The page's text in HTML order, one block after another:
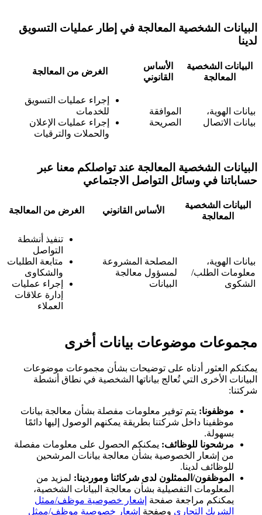
البيانات الشخصية المعالجة في إطار عمليات التسويق
لدينا
البيانات الشخصية
المعالجة
الأساس
القانوني
الغرض من المعالجة
بيانات الهوية،
بيانات الاتصال
الموافقة
الصريحة
إجراء عمليات التسويق
للخدمات
إجراء عمليات الإعلان
والحملات والترقيات
البيانات الشخصية المعالجة عند تواصلكم معنا عبر
حساباتنا في وسائل التواصل الاجتماعي
البيانات الشخصية
المعالجة
الأساس القانوني الغرض من المعالجة
بيانات الهوية،
معلومات الطلب/
الشكوى
المصلحة المشروعة
لمسؤول معالجة
البيانات
تنفيذ أنشطة
التواصل
متابعة الطلبات
والشكاوى
إجراء عمليات
إدارة علاقات
العملاء
مجموعات موضوعات بيانات أخرى
يمكنكم العثور أدناه على توضيحات بشأن مجموعات موضوعات
البيانات الأخرى التي تُعالج بياناتها الشخصية في نطاق أنشطة
شركتنا:
موظفونا: يتم توفير معلومات مفصلة بشأن معالجة بيانات
موظفينا داخل شركتنا بطريقة يمكنهم الوصول إليها دائمًا
بسهولة.
مرشحونا للوظائف: يمكنكم الحصول على معلومات مفصلة
من إشعار الخصوصية بشأن معالجة بيانات المرشحين
للوظائف لدينا.
الموظفون/الممثلون لدى شركائنا وموردينا: لمزيد من
المعلومات التفصيلية بشأن معالجة البيانات الشخصية،
يمكنكم مراجعة صفحة إشعار خصوصية موظف/ممثل
الشريك التجاري وصفحة إشعار خصوصية موظف/ممثل